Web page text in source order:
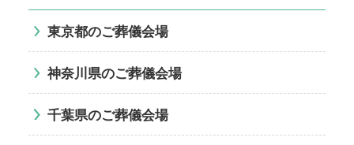
東京都のご葬儀会場
神奈川県のご葬儀会場
千葉県のご葬儀会場